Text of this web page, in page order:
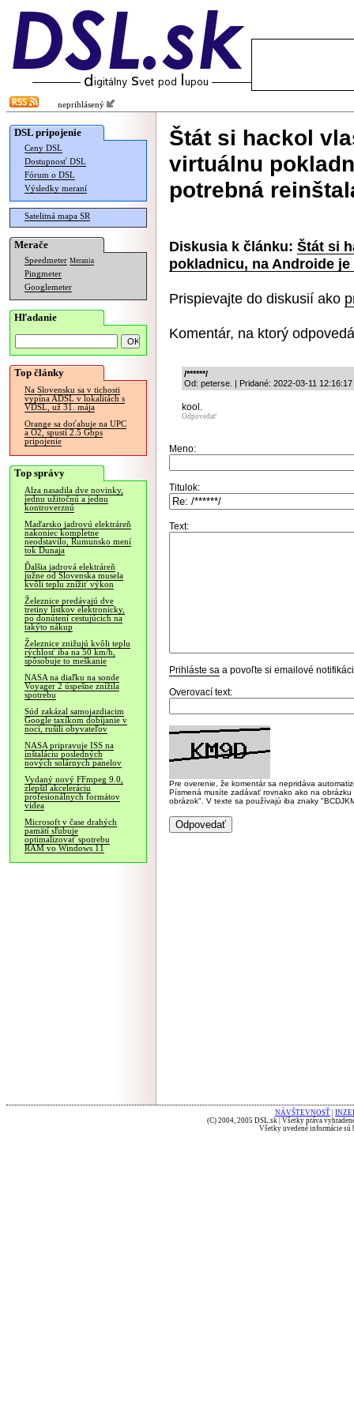
neprihlásený
DSL pripojenie
Ceny DSL
Dostupnosť DSL
Fórum o DSL
Výsledky meraní
Satelitná mapa SR
Merače
Speedmeter Merania
Pingmeter
Googlemeter
Hľadanie
Top články
Na Slovensku sa v tichosti
vypína ADSL v lokalitách s
VDSL, už 31. mája
Orange sa doťahuje na UPC
a O2, spustí 2.5 Gbps
pripojenie
Top správy
Alza nasadila dve novinky,
jednu užitočnú a jednu
kontroverznú
Maďarsko jadrovú elektráreň
nakoniec kompletne
neodstavilo, Rumunsko mení
tok Dunaja
Ďalšia jadrová elektráreň
južne od Slovenska musela
kvôli teplu znížiť výkon
Železnice predávajú dve
tretiny lístkov elektronicky,
po donútení cestujúcich na
takýto nákup
Železnice znižujú kvôli teplu
rýchlosť iba na 50 km/h,
spôsobuje to meškanie
NASA na diaľku na sonde
Voyager 2 úspešne znížila
spotrebu
Súd zakázal samojazdiacim
Google taxíkom dobíjanie v
noci, rušili obyvateľov
NASA pripravuje ISS na
inštaláciu posledných
nových solárnych panelov
Vydaný nový FFmpeg 9.0,
zlepšil akceleráciu
profesionálnych formátov
videa
Microsoft v čase drahých
pamätí sľubuje
optimalizovať spotrebu
RAM vo Windows 11
Štát si hackol
virtuálnu
potrebná
Diskusia k článku: Štát si
pokladnicu, na Androide
Prispievajte do diskusií ako
Komentár, na ktorý
/******/
Od: peterse. | Pridané: 2022-03-11 12:16:17
kool.
Odpovedať
Meno:
Titulok:
Text:
Prihláste sa a povoľte si emailové
Overovací text:
Pre overenie, že komentár sa nepridáva
Písmená musíte zadávať rovnako ako na
obrázok". V texte sa používajú iba znaky
NÁVŠTEVNOSŤ
(C) 2004, 2005 DSL.sk | Všetky práva
Všetky uvedené informácie sú